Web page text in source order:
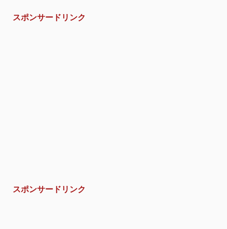
スポンサードリンク
スポンサードリンク